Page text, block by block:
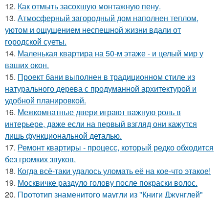
12. Как отмыть засохшую монтажную пену.
13. Атмосферный загородный дом наполнен теплом,
уютом и ощущением неспешной жизни вдали от
городской суеты.
14. Маленькая квартира на 50-м этаже - и целый мир у
ваших окон.
15. Проект бани выполнен в традиционном стиле из
натурального дерева с продуманной архитектурой и
удобной планировкой.
16. Межкомнатные двери играют важную роль в
интерьере, даже если на первый взгляд они кажутся
лишь функциональной деталью.
17. Ремонт квартиры - процесс, который редко обходится
без громких звуков.
18. Когда всё-таки удалось уломать её на кое-что этакое!
19. Москвичке раздуло голову после покраски волос.
20. Прототип знаменитого маугли из "Книги Джунглей"